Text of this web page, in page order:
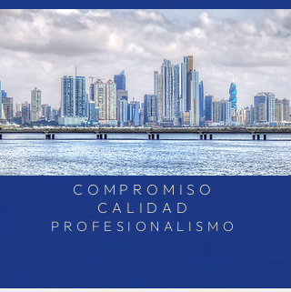
COMPROMISO
PROFESIONALISMO
CALIDAD